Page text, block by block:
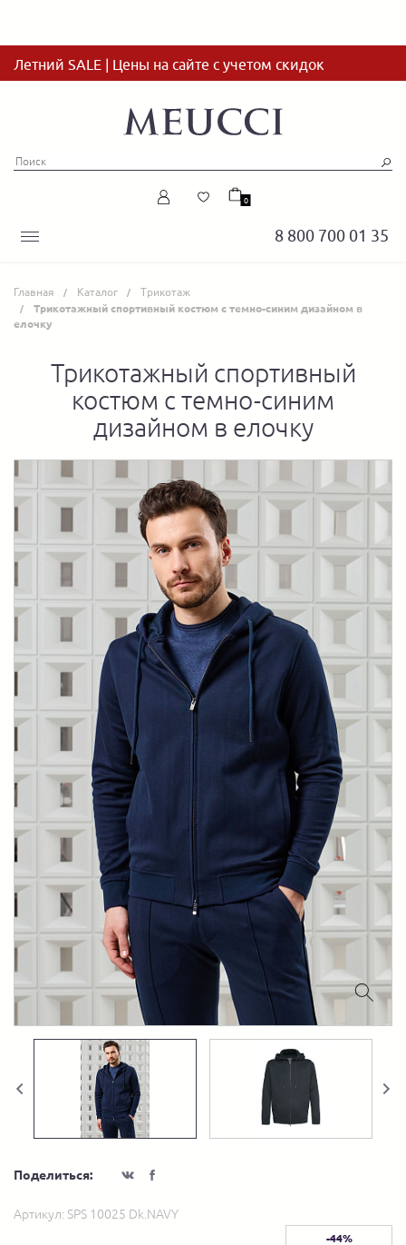
Летний SALE | Цены на сайте с учетом скидок
8 800 700 01 35
0
Главная Каталог Трикотаж
Трикотажный спортивный костюм с темно-синим дизайном в
елочку
Трикотажный спортивный
костюм с темно-синим
дизайном в елочку
Поделиться:
Артикул: SPS 10025 Dk.NAVY
-44%